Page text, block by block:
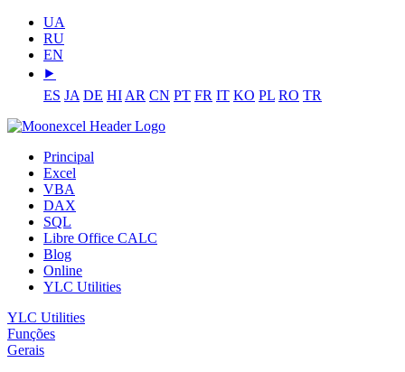
UA
RU
EN
⯈
ES JA DE HI AR CN PT FR IT KO PL RO TR
Principal
Excel
VBA
DAX
SQL
Libre Office CALC
Blog
Online
YLC Utilities
YLC Utilities
Funções
Gerais